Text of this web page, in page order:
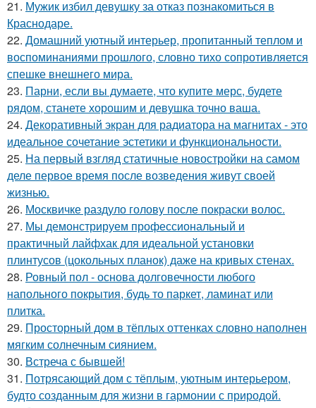
21. Мужик избил девушку за отказ познакомиться в
Краснодаре.
22. Домашний уютный интерьер, пропитанный теплом и
воспоминаниями прошлого, словно тихо сопротивляется
спешке внешнего мира.
23. Парни, если вы думаете, что купите мерс, будете
рядом, станете хорошим и девушка точно ваша.
24. Декоративный экран для радиатора на магнитах - это
идеальное сочетание эстетики и функциональности.
25. На первый взгляд статичные новостройки на самом
деле первое время после возведения живут своей
жизнью.
26. Москвичке раздуло голову после покраски волос.
27. Мы демонстрируем профессиональный и
практичный лайфхак для идеальной установки
плинтусов (цокольных планок) даже на кривых стенах.
28. Ровный пол - основа долговечности любого
напольного покрытия, будь то паркет, ламинат или
плитка.
29. Просторный дом в тёплых оттенках словно наполнен
мягким солнечным сиянием.
30. Встреча с бывшей!
31. Потрясающий дом с тёплым, уютным интерьером,
будто созданным для жизни в гармонии с природой.